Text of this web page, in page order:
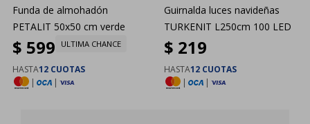
Funda de almohadón
PETALIT 50x50 cm verde
$ 599 ULTIMA CHANCE
HASTA12 CUOTAS
|
|
Guirnalda luces navideñas
TURKENIT L250cm 100 LED
$ 219
HASTA12 CUOTAS
|
|